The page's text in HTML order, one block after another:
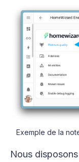
Exemple de la
Nous